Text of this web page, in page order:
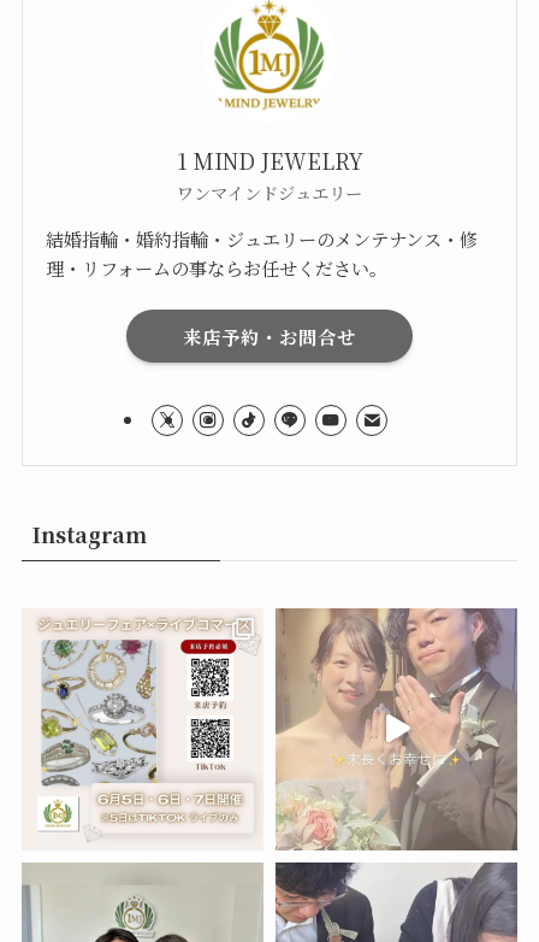
1 MIND JEWELRY
ワンマインドジュエリー
結婚指輪・婚約指輪・ジュエリーのメンテナンス・修
理・リフォームの事ならお任せください。
来店予約・お問合せ
Instagram